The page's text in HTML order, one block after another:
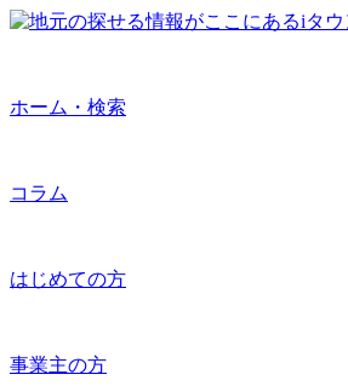
ホーム・検索
コラム
はじめての方
事業主の方